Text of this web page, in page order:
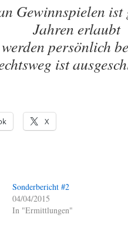
Gewinnspielen
Jahren erlaubt
persönlich
ist
X
Sonderbericht #2
04/04/2015
In "Ermittlungen"